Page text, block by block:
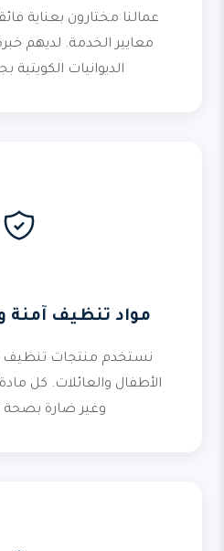
عمالنا مختارون بعناية
معايير الخدمة. لديهم
الديوانيات الكويتية
مواد تنظيف آمنة
نستخدم منتجات تنظيف
الأطفال والعائلات. كل
وغير ضارة بصحة